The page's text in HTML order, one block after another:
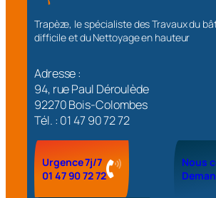
Trapèze, le spécialiste des Travaux du
difficile et du Nettoyage en hauteur
Adresse :
94, rue Paul Déroulède
92270 Bois-Colombes
Tél. : 01 47 90 72 72
Urgence 7j/7
01 47 90 72 72
Nous